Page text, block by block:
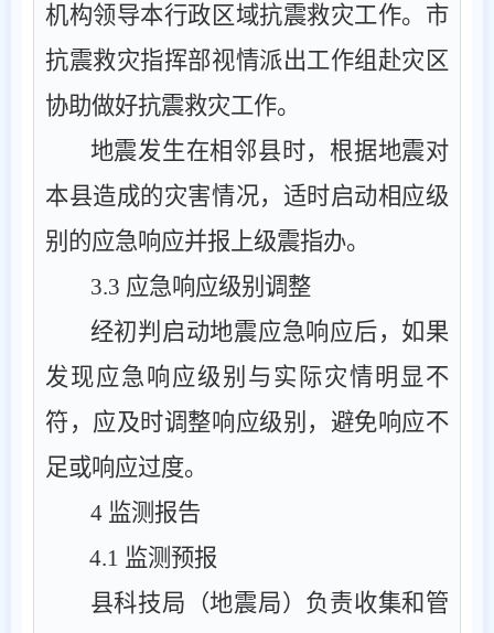
机构领导本行政区域抗震救灾工作。 市
抗震救灾指挥部视情派出工作组赴灾区
协助做好抗震救灾工作。
地震发生在相邻县时，根据地震对
本县造成的灾害情况，适时启动相应级
别的应急响应并报上级震指办。
3.3 应急响应级别调整
经初判启动地震应急响应后，如果
发现应急响应级别与实际灾情明显不
符，应及时调整响应级别，避免响应不
足或响应过度。
4 监测报告
4.1 监测预报
县科技局（地震局） 负责收集和管